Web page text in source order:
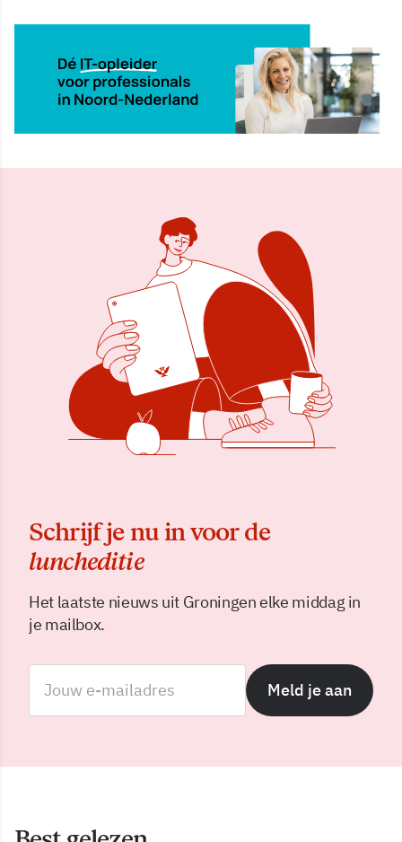
16 mrt 2001, 00:00
Schrijf je nu in voor de
luncheditie
Het laatste nieuws uit Groningen elke middag in
je mailbox.
Meld je aan